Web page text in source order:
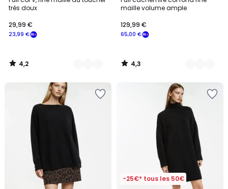
très doux
23,99 €
29,99 €
Couleurs
4,2
/
maille volume ample
65,00 €
129,99 €
Couleurs
4,3
/
-25€* tous les 50€